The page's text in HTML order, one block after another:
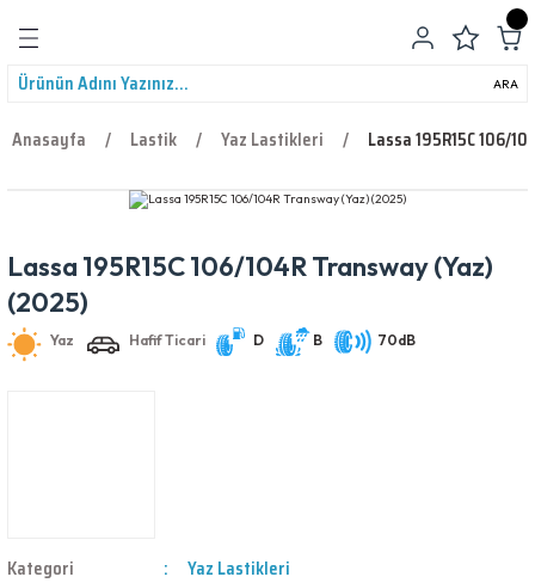
ARA
Anasayfa Lastik Yaz Lastikleri Lassa 195R15C 106/
Lassa 195R15C 106/104R Transway (Yaz)
(2025)
Kategori
Yaz Lastikleri